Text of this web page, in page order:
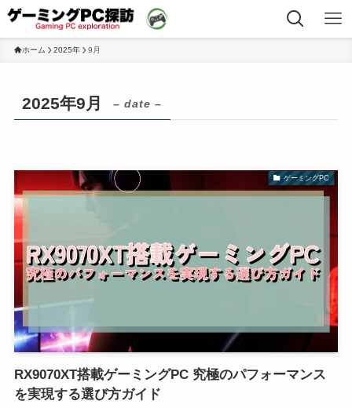
ホーム 2025年 9月
2025年9月 – date –
ゲーミングPC
RX9070XT搭載ゲーミングPC 究極のパフォーマンス
を実現する選び方ガイド